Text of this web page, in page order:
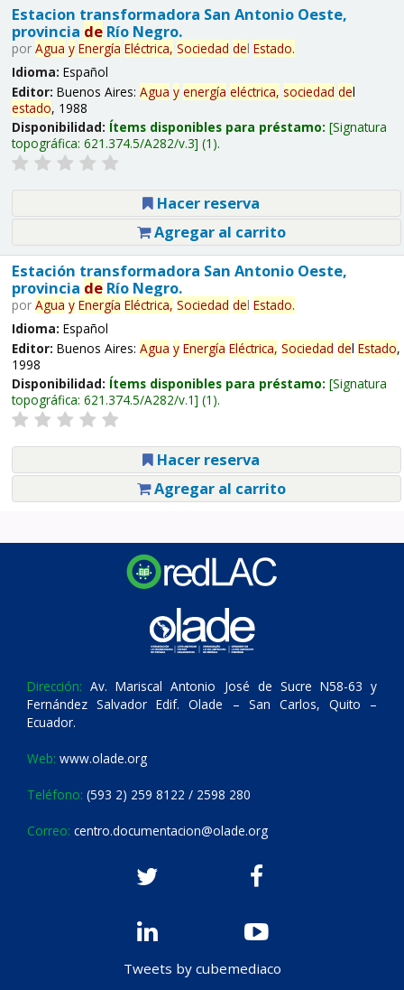
Estacion transformadora San Antonio Oeste,
provincia deRío Negro.
por Agua y Energía Eléctrica, Sociedad del Estado.
Idioma: Español
Editor: Buenos Aires: Agua y energía eléctrica, sociedad del
estado, 1988
Disponibilidad: Ítems disponibles para préstamo: Signatura
topográfica: 621.374.5/A282/v.3 (1).
Hacer reserva
Agregar al carrito
Estación transformadora San Antonio Oeste,
provincia deRío Negro.
por Agua y Energía Eléctrica, Sociedad del Estado.
Idioma: Español
Editor: Buenos Aires: Agua y Energía Eléctrica, Sociedad del Estado,
1998
Disponibilidad: Ítems disponibles para préstamo: Signatura
topográfica: 621.374.5/A282/v.1 (1).
Hacer reserva
Agregar al carrito
Dirección: Av. Mariscal Antonio José de Sucre N58-63 y
Fernández Salvador Edif. Olade – San Carlos, Quito –
Ecuador.
Web: www.olade.org
Teléfono: (593 2) 259 8122 / 2598 280
Correo: centro.documentacion@olade.org
Tweets by cubemediaco